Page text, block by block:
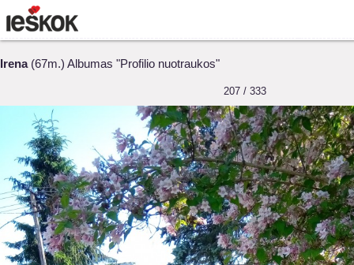
Irena(67m.) Albumas "Profilio nuotraukos"
207 / 333